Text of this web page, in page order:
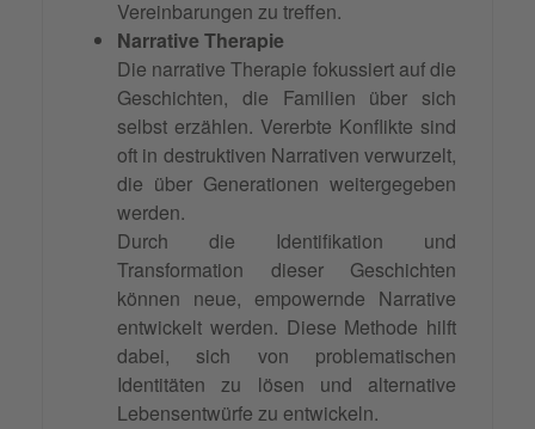
Vereinbarungen zu treffen.
Narrative Therapie
Die narrative Therapie fokussiert auf die
Geschichten, die Familien über sich
selbst erzählen. Vererbte Konflikte sind
oft in destruktiven Narrativen verwurzelt,
die über Generationen weitergegeben
werden.
Durch die Identifikation und
Transformation dieser Geschichten
können neue, empowernde Narrative
entwickelt werden. Diese Methode hilft
dabei, sich von problematischen
Identitäten zu lösen und alternative
Lebensentwürfe zu entwickeln.